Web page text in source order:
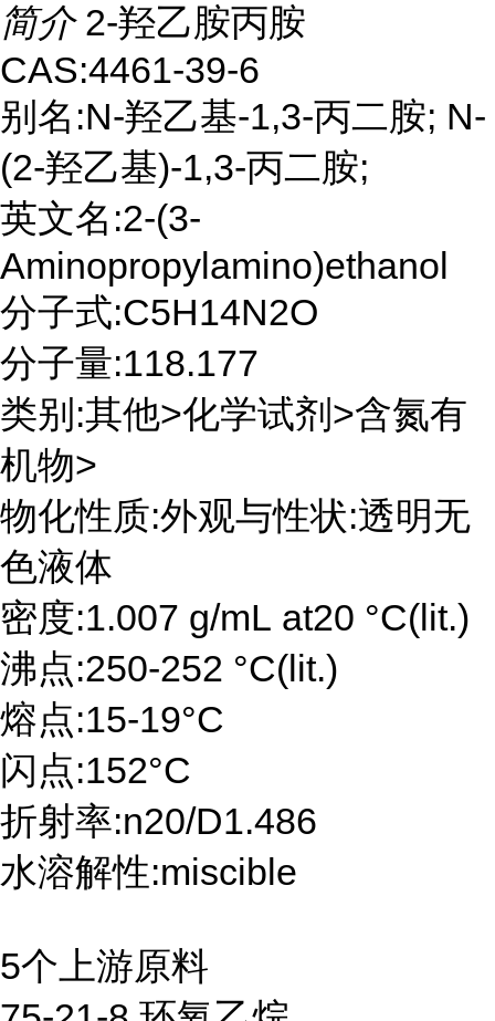
简介 2-羟乙胺丙胺
CAS:4461-39-6
别名:N-羟乙基-1,3-丙二胺; N-
(2-羟乙基)-1,3-丙二胺;
英文名:2-(3-
Aminopropylamino)ethanol
分子式:C5H14N2O
分子量:118.177
类别:其他>化学试剂>含氮有
机物>
物化性质:外观与性状:透明无
色液体
密度:1.007 g/mL at20 °C(lit.)
沸点:250-252 °C(lit.)
熔点:15-19°C
闪点:152°C
折射率:n20/D1.486
水溶解性:miscible
5个上游原料